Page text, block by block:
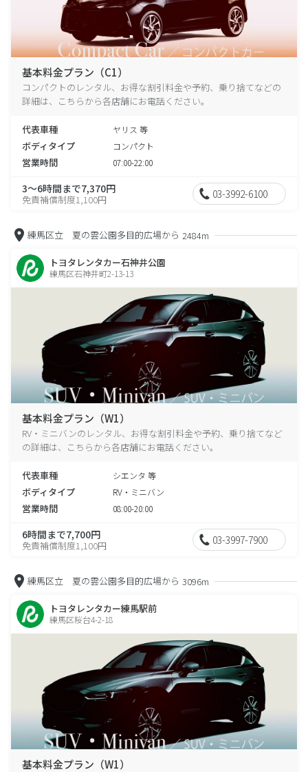
基本料金プラン（C1）
コンパクトのレンタル、お得な割引料金や予約、乗り捨てなどの
詳細は、こちらから各店舗にお電話ください。
代表車種 ヤリス 等
ボディタイプ コンパクト
営業時間 07:00-22:00
3～6時間まで7,370円
免責補償制度1,100円 03-3992-6100
練馬区立 夏の雲公園多目的広場から 2484m
トヨタレンタカー石神井公園
練馬区石神井町2-13-13
基本料金プラン（W1）
RV・ミニバンのレンタル、お得な割引料金や予約、乗り捨てなど
の詳細は、こちらから各店舗にお電話ください。
代表車種 シエンタ 等
ボディタイプ RV・ミニバン
営業時間 08:00-20:00
6時間まで7,700円
免責補償制度1,100円 03-3997-7900
練馬区立 夏の雲公園多目的広場から 3096m
トヨタレンタカー練馬駅前
練馬区桜台4-2-18
基本料金プラン（W1）